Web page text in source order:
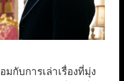
กับการเล่าเรื่องที่มุ่ง